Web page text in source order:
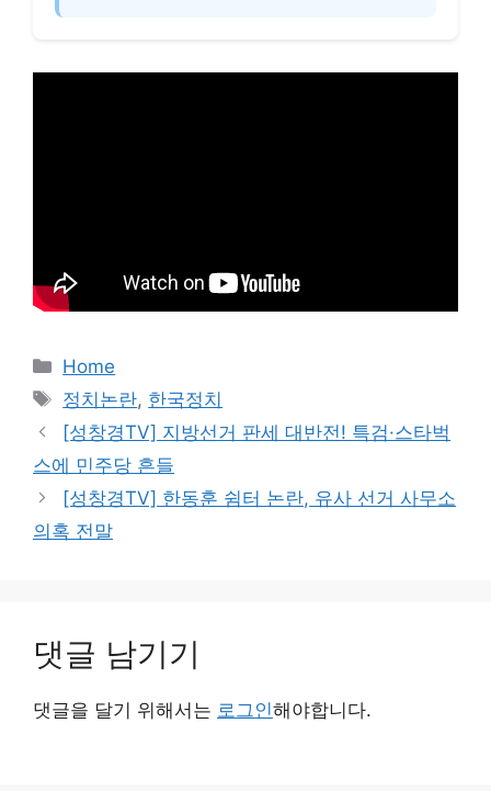
카
테
고
리
Home
태
그
정치논란, 한국정치
[성창경TV] 지방선거 판세 대반전! 특검·스타벅
스에 민주당 흔들
[성창경TV] 한동훈 쉼터 논란, 유사 선거 사무소
의혹 전말
댓글 남기기
댓글을 달기 위해서는 로그인해야합니다.